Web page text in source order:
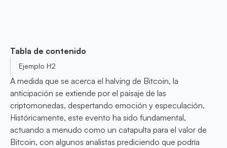
Tabla de contenido
Ejemplo H2
A medida que se acerca el halving de Bitcoin, la
anticipación se extiende por el paisaje de las
criptomonedas, despertando emoción y especulación.
Históricamente, este evento ha sido fundamental,
actuando a menudo como un catapulta para el valor de
Bitcoin, con algunos analistas prediciendo que podría